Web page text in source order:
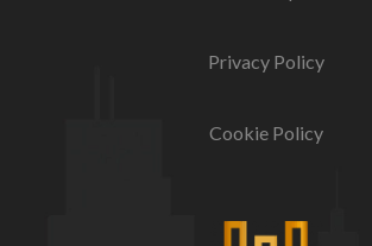
Privacy Policy
Cookie Policy